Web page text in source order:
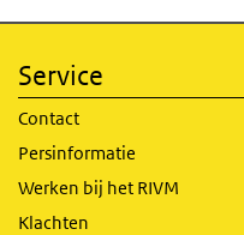
Service
Contact
Persinformatie
Werken bij het RIVM
Klachten